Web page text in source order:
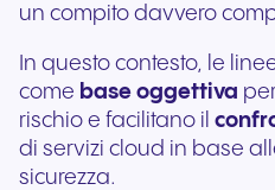
un compito davvero
In questo contesto, le
come base oggettiva
rischio e facilitano il
di servizi cloud in base
sicurezza.